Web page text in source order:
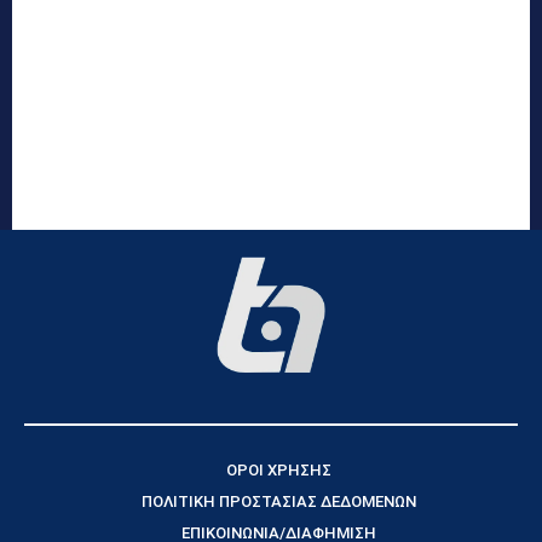
ΟΡΟΙ ΧΡΗΣΗΣ
ΠΟΛΙΤΙΚΗ ΠΡΟΣΤΑΣΙΑΣ ΔΕΔΟΜΕΝΩΝ
ΕΠΙΚΟΙΝΩΝΙΑ/ΔΙΑΦΗΜΙΣΗ